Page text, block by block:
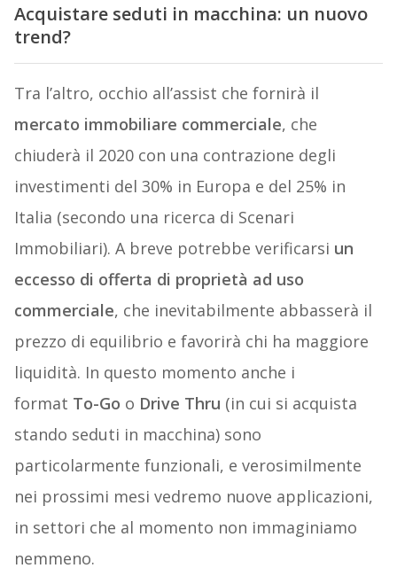
Acquistare seduti in macchina: un nuovo
trend?
Tra l’altro, occhio all’assist che fornirà il
mercato immobiliare commerciale, che
chiuderà il 2020 con una contrazione degli
investimenti del 30% in Europa e del 25% in
Italia (secondo una ricerca di Scenari
Immobiliari). A breve potrebbe verificarsi un
eccesso di offerta di proprietà ad uso
commerciale, che inevitabilmente abbasserà il
prezzo di equilibrio e favorirà chi ha maggiore
liquidità. In questo momento anche i
format To-Go o Drive Thru (in cui si acquista
stando seduti in macchina) sono
particolarmente funzionali, e verosimilmente
nei prossimi mesi vedremo nuove applicazioni,
in settori che al momento non immaginiamo
nemmeno.